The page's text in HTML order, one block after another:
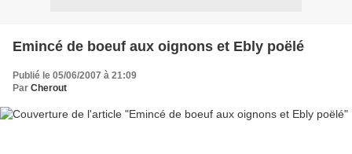
Emincé de boeuf aux oignons et Ebly poëlé
Publié le 05/06/2007 à 21:09
Par Cherout